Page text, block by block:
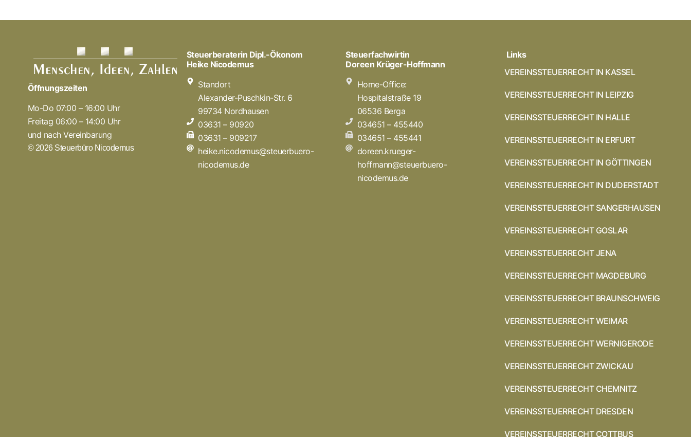
Öffnungszeiten
Mo-Do 07:00 – 16:00 Uhr
Freitag 06:00 – 14:00 Uhr
und nach Vereinbarung
© 2026 Steuerbüro Nicodemus
Steuerberaterin Dipl.-Ökonom
Heike Nicodemus
Standort
Alexander-Puschkin-Str. 6
99734 Nordhausen
03631 – 90920
03631 – 909217
heike.nicodemus@steuerbuero-
nicodemus.de
Steuerfachwirtin
Doreen Krüger-Hoffmann
Home-Office:
Hospitalstraße 19
06536 Berga
034651 – 455440
034651 – 455441
doreen.krueger-
hoffmann@steuerbuero-
nicodemus.de
Links
VEREINSSTEUERRECHT IN KASSEL
VEREINSSTEUERRECHT IN LEIPZIG
VEREINSSTEUERRECHT IN HALLE
VEREINSSTEUERRECHT IN ERFURT
VEREINSSTEUERRECHT IN GÖTTINGEN
VEREINSSTEUERRECHT IN DUDERSTADT
VEREINSSTEUERRECHT SANGERHAUSEN
VEREINSSTEUERRECHT GOSLAR
VEREINSSTEUERRECHT JENA
VEREINSSTEUERRECHT MAGDEBURG
VEREINSSTEUERRECHT BRAUNSCHWEIG
VEREINSSTEUERRECHT WEIMAR
VEREINSSTEUERRECHT WERNIGERODE
VEREINSSTEUERRECHT ZWICKAU
VEREINSSTEUERRECHT CHEMNITZ
VEREINSSTEUERRECHT DRESDEN
VEREINSSTEUERRECHT COTTBUS